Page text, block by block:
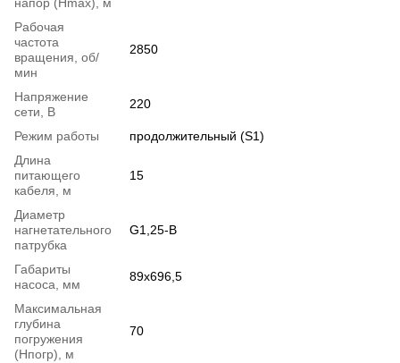
напор (Нmax), м
Рабочая
частота
вращения, об/
мин
2850
Напряжение
сети, В
220
Режим работы
продолжительный (S1)
Длина
питающего
кабеля, м
15
Диаметр
нагнетательного
патрубка
G1,25-B
Габариты
насоса, мм
89x696,5
Максимальная
глубина
погружения
(Нпогр), м
70